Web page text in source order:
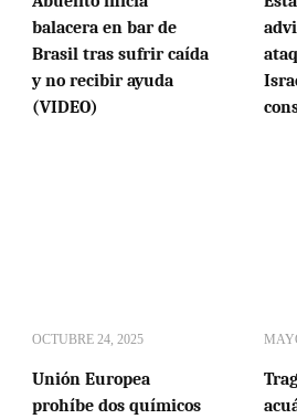
balacera en bar de
Brasil tras sufrir caída
y no recibir ayuda
(VIDEO)
OCTUBRE 24, 2025
Unión Europea
prohíbe dos químicos